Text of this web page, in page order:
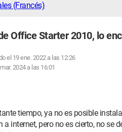
(Francés)
Office Starter 2010, lo
el 19 ene. 2022 a las 12:26
2024 a las 16:01
tiempo, ya no es posible
a internet, pero no es cierto, no se